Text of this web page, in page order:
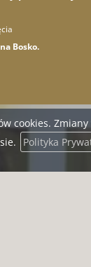
Bosko.
cookies.
Polityka